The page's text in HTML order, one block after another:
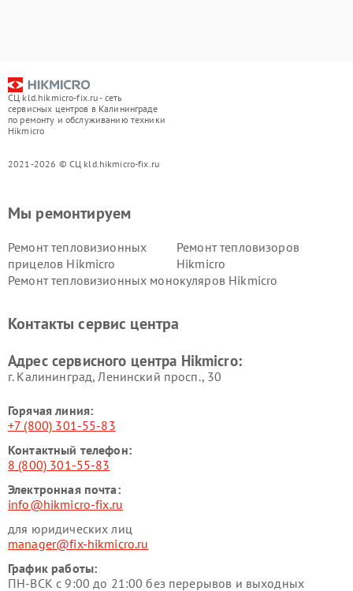
СЦ kld.hikmicro-fix.ru - сеть
сервисных центров в Калининграде
по ремонту и обслуживанию техники
Hikmicro
2021-2026 © СЦ kld.hikmicro-fix.ru
Мы ремонтируем
Ремонт тепловизионных
прицелов Hikmicro
Ремонт тепловизоров
Hikmicro
Ремонт тепловизионных монокуляров Hikmicro
Контакты сервис центра
Адрес сервисного центра Hikmicro:
г. Калининград, Ленинский просп., 30
Горячая линия:
+7 (800) 301-55-83
Контактный телефон:
8 (800) 301-55-83
Электронная почта:
info@hikmicro-fix.ru
для юридических лиц
manager@fix-hikmicro.ru
График работы:
ПН-ВСК с 9:00 до 21:00 без перерывов и выходных